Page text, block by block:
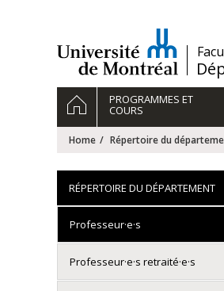
/
Navigation
principale
HOMEPROGRAMMES ET
COURS
Home Répertoire du
RÉPERTOIRE DU DÉPARTEMENT
Professeur·e·s
Professeur·e·s retraité·e·s